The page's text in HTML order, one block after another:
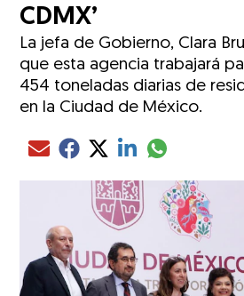
CDMX’
La jefa de Gobierno, Clara
que esta agencia trabajará
454 toneladas diarias de
en la Ciudad de México.
Compartir el artículo actual
Compartir el artículo actual
Compartir el artículo
Compartir el artículo
Compartir el